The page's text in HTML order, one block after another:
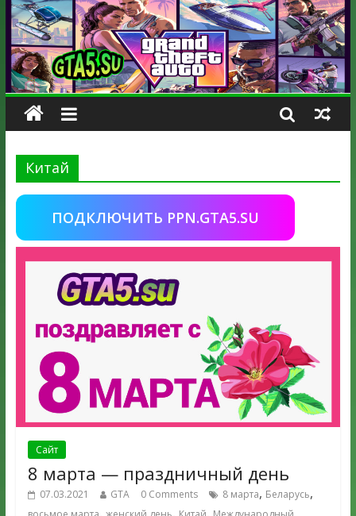
Китай
ПОДКЛЮЧИТЬ PPN.GTA5.SU
Сайт
8 марта — праздничный день
07.03.2021 GTA 0 Comments 8 марта, Беларусь,